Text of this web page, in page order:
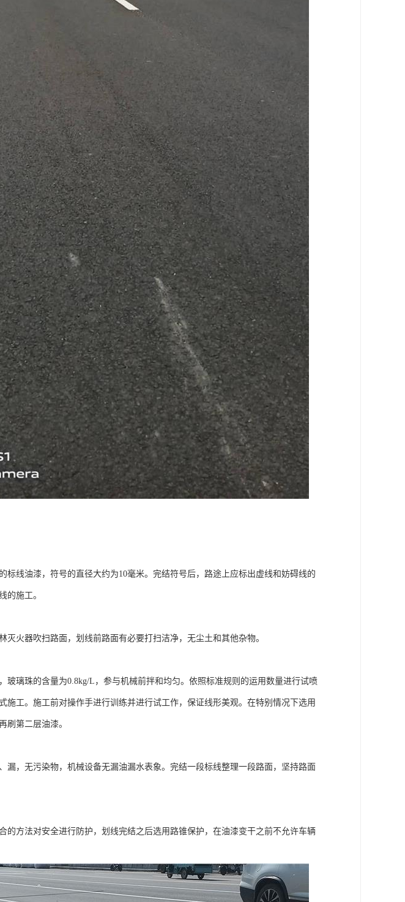
标线油漆，符号的直径大约为10毫米。完结符号后，路途上应标出虚线和妨碍线的
的施工。
火器吹扫路面，划线前路面有必要打扫洁净，无尘土和其他杂物。
玻璃珠的含量为0.8kg/L，参与机械前拌和均匀。依照标准规则的运用数量进行试喷
施工。施工前对操作手进行训练并进行试工作，保证线形美观。在特别情况下选用
刷第二层油漆。
漏，无污染物，机械设备无漏油漏水表象。完结一段标线整理一段路面，坚持路面
的方法对安全进行防护，划线完结之后选用路锥保护，在油漆变干之前不允许车辆